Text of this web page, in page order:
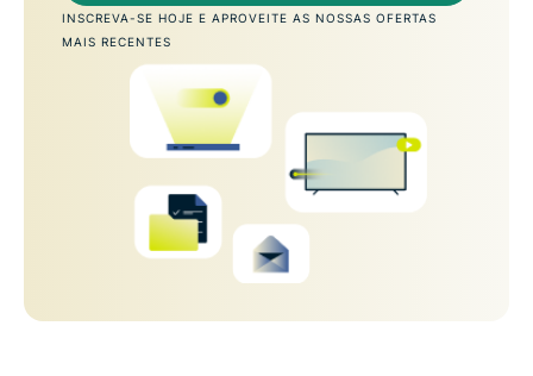
INSCREVA-SE HOJE E APROVEITE AS NOSSAS OFERTAS
MAIS RECENTES